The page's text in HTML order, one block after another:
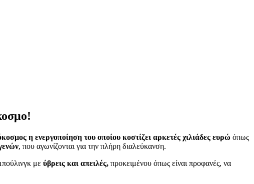
η ενεργοποίηση του οποίου κοστίζει αρκετές χιλιάδες ευρώ όπως
, που αγωνίζονται για την πλήρη διαλεύκανση.
με ύβρεις και απειλές, προκειμένου όπως είναι προφανές, να